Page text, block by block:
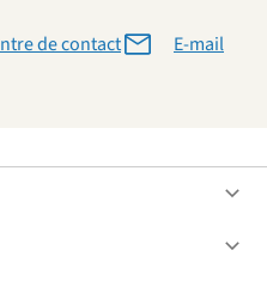
de contact E-mail